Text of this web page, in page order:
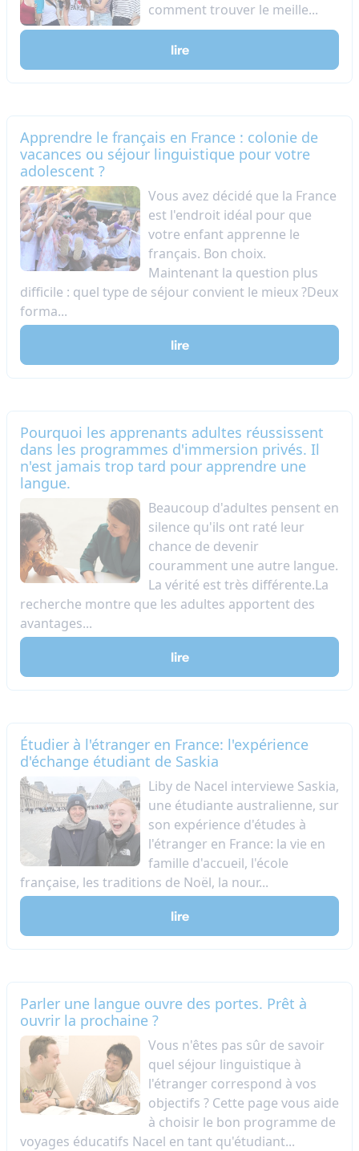
comment trouver le meille...
lire
Apprendre le français en France : colonie de
vacances ou séjour linguistique pour votre
adolescent ?
Vous avez décidé que la France
est l'endroit idéal pour que
votre enfant apprenne le
français. Bon choix.
Maintenant la question plus
difficile : quel type de séjour convient le mieux ?Deux
forma...
lire
Pourquoi les apprenants adultes réussissent
dans les programmes d'immersion privés. Il
n'est jamais trop tard pour apprendre une
langue.
Beaucoup d'adultes pensent en
silence qu'ils ont raté leur
chance de devenir
couramment une autre langue.
La vérité est très différente.La
recherche montre que les adultes apportent des
avantages...
lire
Étudier à l'étranger en France: l'expérience
d'échange étudiant de Saskia
Liby de Nacel interviewe Saskia,
une étudiante australienne, sur
son expérience d'études à
l'étranger en France: la vie en
famille d'accueil, l'école
française, les traditions de Noël, la nour...
lire
Parler une langue ouvre des portes. Prêt à
ouvrir la prochaine ?
Vous n'êtes pas sûr de savoir
quel séjour linguistique à
l'étranger correspond à vos
objectifs ? Cette page vous aide
à choisir le bon programme de
voyages éducatifs Nacel en tant qu'étudiant...